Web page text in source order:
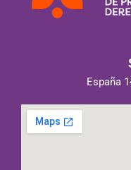
España